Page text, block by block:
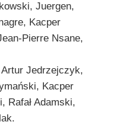
Juergen,
Kacper
Pierre Nsane,
Jedrzejczyk,
Kacper
Rafał Adamski,